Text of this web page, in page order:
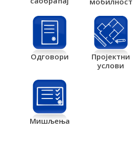
Одговори
Пројектни
услови
Мишљења